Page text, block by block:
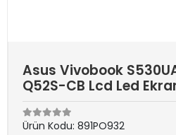
Asus Vivobook
Q52S-CB Lcd Led
Ürün Kodu: 891PO932